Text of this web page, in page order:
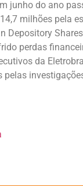
junho do ano
milhões pela
Depository
perdas
da
pelas